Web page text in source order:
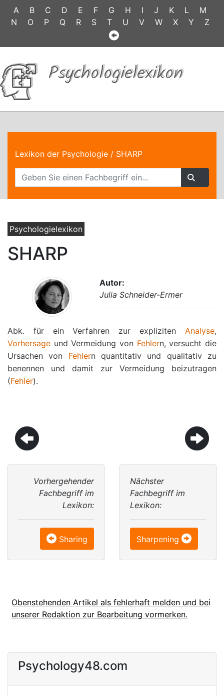
A B C D E F G H I J K L
M
N
O P Q R S T U V W X Y Z
Psychologielexikon
Lexikon der Psychologie / SHARP
Psychologielexikon
SHARP
Autor:
Julia Schneider-Ermer
Abk. für ein Verfahren zur expliziten Analyse,
Vorhersage und Vermeidung von Fehlern, versucht die
Ursachen von Fehlern quantitativ und qualitativ zu
benennen und damit zur Vermeidung beizutragen
(Fehler).
Vorhergehender
Fachbegriff im
Lexikon:
Sharing
Nächster
Fachbegriff im
Lexikon:
Sharpening
Obenstehenden Artikel als fehlerhaft melden und bei
unserer Redaktion zur Bearbeitung vormerken.
Psychology48.com